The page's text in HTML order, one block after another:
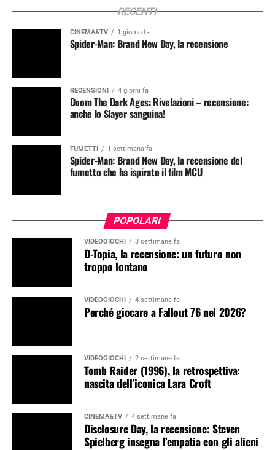
RECENTI
CINEMA&TV 1 giorno fa
Spider-Man: Brand New Day, la recensione
RECENSIONI 4 giorni fa
Doom The Dark Ages: Rivelazioni – recensione:
anche lo Slayer sanguina!
FUMETTI 1 settimana fa
Spider-Man: Brand New Day, la recensione del
fumetto che ha ispirato il film MCU
POPOLARI
VIDEOGIOCHI 3 settimane fa
D-Topia, la recensione: un futuro non
troppo lontano
VIDEOGIOCHI 4 settimane fa
Perché giocare a Fallout 76 nel 2026?
VIDEOGIOCHI 2 settimane fa
Tomb Raider (1996), la retrospettiva:
nascita dell’iconica Lara Croft
CINEMA&TV 4 settimane fa
Disclosure Day, la recensione: Steven
Spielberg insegna l’empatia con gli alieni